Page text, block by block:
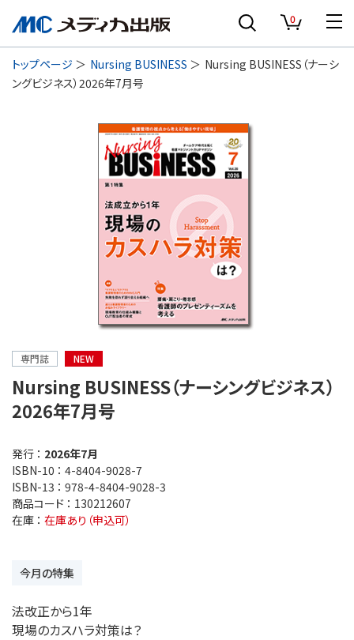
0
トップページ Nursing BUSINESS
Nursing BUSINESS（ナーシ
ングビジネス）2026年7月号
専門誌 NEW
Nursing BUSINESS（ナーシングビジネス）
2026年7月号
発行 ： 2026年7月
ISBN-10 ： 4-8404-9028-7
ISBN-13 ： 978-4-8404-9028-3
商品コード ： 130212607
在庫 ： 在庫あり（申込可）
今月の特集
法改正から1年
現場のカスハラ対策は？